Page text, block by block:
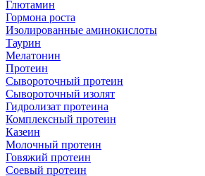
Глютамин
Гормона роста
Изолированные аминокислоты
Таурин
Мелатонин
Протеин
Сывороточный протеин
Сывороточный изолят
Гидролизат протеина
Комплексный протеин
Казеин
Молочный протеин
Говяжий протеин
Соевый протеин